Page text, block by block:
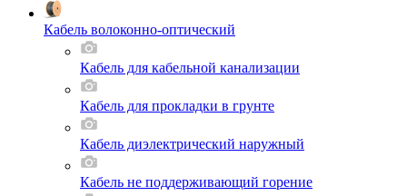
Кабель волоконно-оптический
Кабель для кабельной канализации
Кабель для прокладки в грунте
Кабель диэлектрический наружный
Кабель не поддерживающий горение